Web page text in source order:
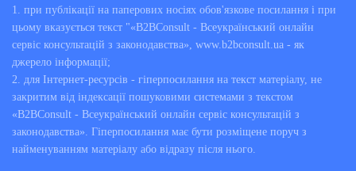
1. при публікації на паперових носіях обов'язкове посилання і при
цьому вказується текст "«B2BConsult - Всеукраїнський онлайн
сервіс консультацій з законодавства», www.b2bconsult.ua - як
джерело інформації;
2. для Інтернет-ресурсів - гіперпосилання на текст матеріалу, не
закритим від індексації пошуковими системами з текстом
«B2BConsult - Всеукраїнський онлайн сервіс консультацій з
законодавства». Гіперпосилання має бути розміщене поруч з
найменуванням матеріалу або відразу після нього.